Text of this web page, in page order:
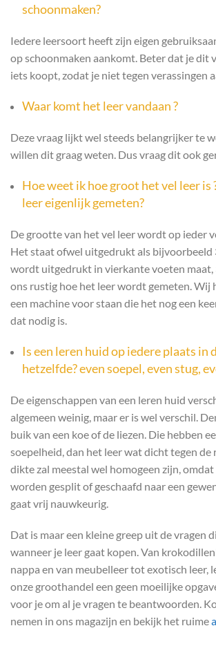
schoonmaken?
Iedere leersoort heeft zijn eigen
op schoonmaken aankomt. Beter dat je dit
iets koopt, zodat je niet tegen verassingen
Waar komt het leer vandaan ?
Deze vraag lijkt wel steeds belangrijker te
willen dit graag weten. Dus vraag dit ook
Hoe weet ik hoe groot het vel leer is
leer eigenlijk gemeten?
De grootte van het vel leer wordt op ieder
Het staat ofwel uitgedrukt als bijvoorbeeld
wordt uitgedrukt in vierkante voeten maat,
ons rustig hoe het leer wordt gemeten. Wij
een machine voor staan die het nog een
dat nodig is.
Is een leren huid op iedere plaats in
hetzelfde? even soepel, even stug,
De eigenschappen van een leren huid
algemeen weinig, maar er is wel verschil.
buik van een koe of de liezen. Die hebben
soepelheid, dan het leer wat dicht tegen de
dikte zal meestal wel homogeen zijn,
worden gesplit of geschaafd naar een
gaat vrij nauwkeurig.
Dat is maar een kleine greep uit de vragen
wanneer je leer gaat kopen. Van
nappa en van meubelleer tot exotisch leer,
onze groothandel een geen moeilijke
voor je om al je vragen te beantwoorden.
nemen in ons magazijn en bekijk het ruime